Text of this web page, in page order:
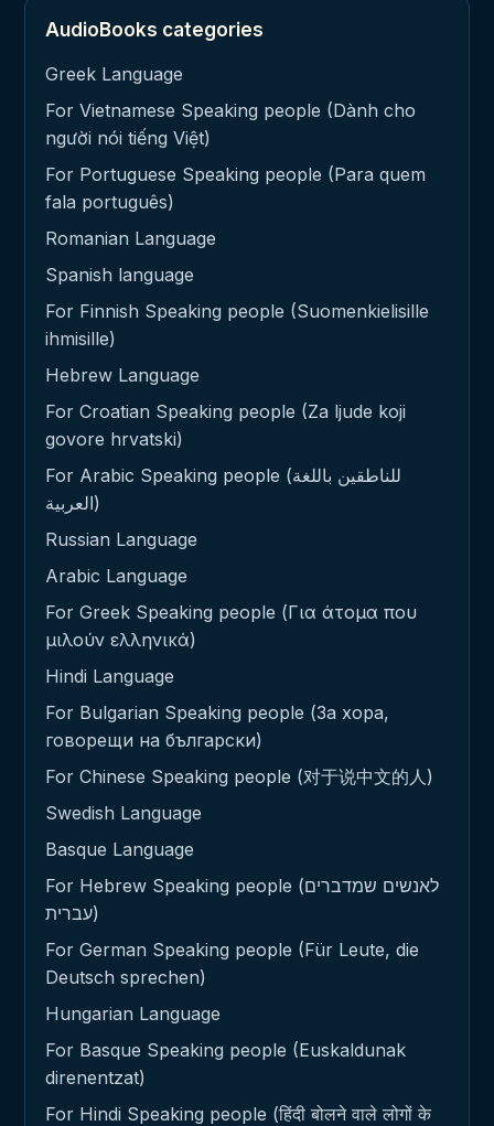
AudioBooks categories
Greek Language
For Vietnamese Speaking people (Dành cho
người nói tiếng Việt)
For Portuguese Speaking people (Para quem
fala português)
Romanian Language
Spanish language
For Finnish Speaking people (Suomenkielisille
ihmisille)
Hebrew Language
For Croatian Speaking people (Za ljude koji
govore hrvatski)
For Arabic Speaking people (للناطقين باللغة
العربية)
Russian Language
Arabic Language
For Greek Speaking people (Για άτομα που
μιλούν ελληνικά)
Hindi Language
For Bulgarian Speaking people (За хора,
говорещи на български)
For Chinese Speaking people (对于说中文的人)
Swedish Language
Basque Language
For Hebrew Speaking people (לאנשים שמדברים
עברית)
For German Speaking people (Für Leute, die
Deutsch sprechen)
Hungarian Language
For Basque Speaking people (Euskaldunak
direnentzat)
For Hindi Speaking people (हिंदी बोलने वाले लोगों के